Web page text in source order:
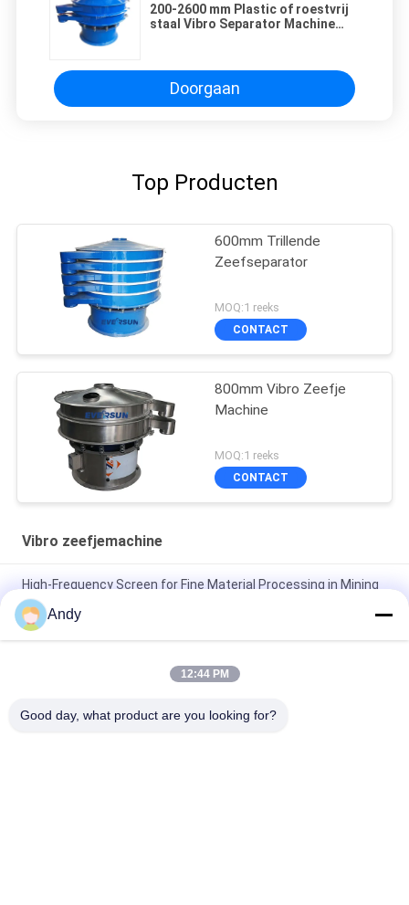
200-2600 mm Plastic of roestvrij
staal Vibro Separator Machine
Doorgaan
Top Producten
600mm Trillende
Zeefseparator
MOQ:1 reeks
CONTACT
800mm Vibro Zeefje
Machine
MOQ:1 reeks
CONTACT
Vibro zeefjemachine
High-Frequency Screen for Fine Material Processing in Mining
and Building Materials
Hoogfrequentiescherm voor fijnkorrelige
materiaalclassificatie Trilzeefmachine
voor nauwkeurige zeving
Andy
12:44 PM
Good day, what product are you looking for?